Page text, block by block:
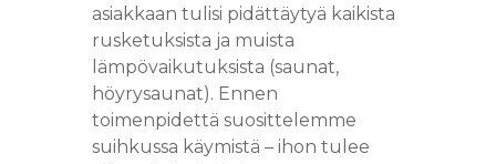
asiakkaan tulisi pidättäytyä kaikista
rusketuksista ja muista
lämpövaikutuksista (saunat,
höyrysaunat). Ennen
toimenpidettä suosittelemme
suihkussa käymistä – ihon tulee
MEIKKAUS